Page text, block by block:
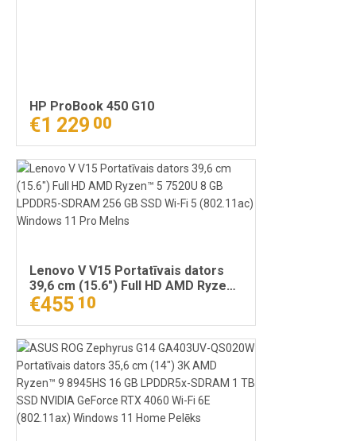
HP ProBook 450 G10
€1 229 00
Lenovo V V15 Portatīvais dators
39,6 cm (15.6") Full HD AMD Ryzen™
5 7520U 8 GB LPDDR5-SDRAM 256
GB SSD Wi-Fi 5 (802.11ac) Windows
11 Pro Melns
€455 10